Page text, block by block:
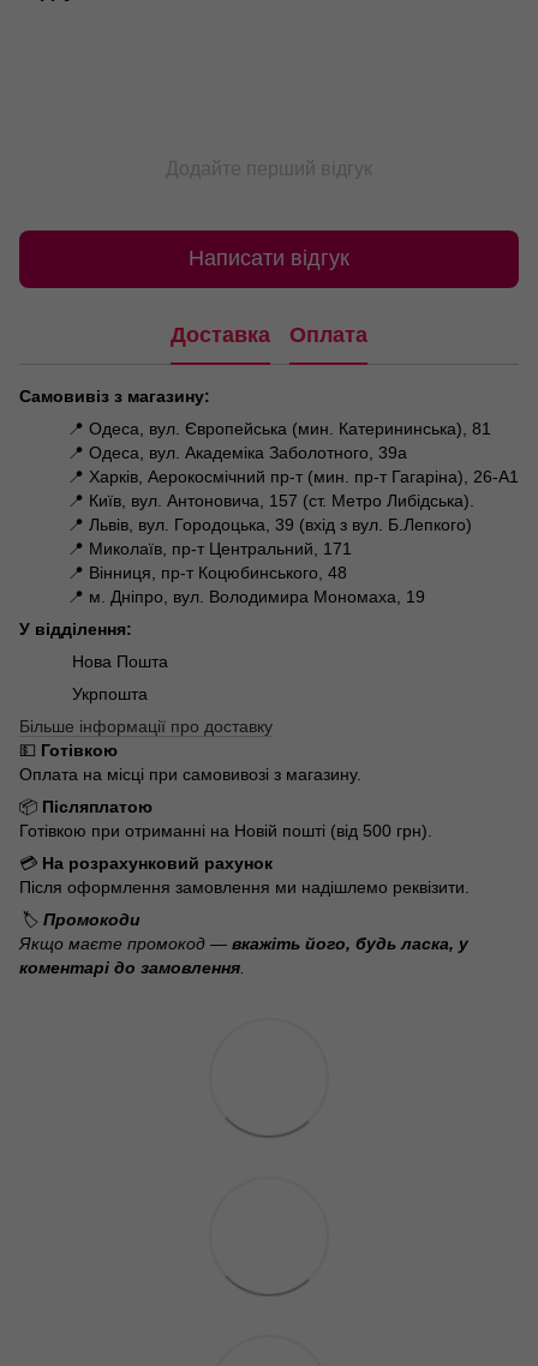
Додайте перший відгук
Написати відгук
Доставка Оплата
Самовивіз з магазину:
📍 Одеса, вул. Європейська (мин. Катерининська), 81
📍 Одеса, вул. Академіка Заболотного, 39а
📍 Харків, Аерокосмічний пр-т (мин. пр-т Гагаріна), 26-А1
📍 Київ, вул. Антоновича, 157 (ст. Метро Либідська).
📍 Львів, вул. Городоцька, 39 (вхід з вул. Б.Лепкого)
📍 Миколаїв, пр-т Центральний, 171
📍 Вінниця, пр-т Коцюбинського, 48
📍 м. Дніпро, вул. Володимира Мономаха, 19
У відділення:
Нова Пошта
Укрпошта
Більше інформації про доставку
💵 Готівкою
Оплата на місці при самовивозі з магазину.
📦 Післяплатою
Готівкою при отриманні на Новій пошті (від 500 грн).
💳 На розрахунковий рахунок
Після оформлення замовлення ми надішлемо реквізити.
🏷️ Промокоди
Якщо маєте промокод — вкажіть його, будь ласка, у
коментарі до замовлення